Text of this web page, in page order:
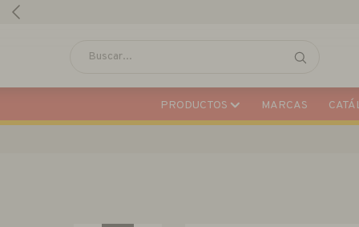
PRODUCTOS MARCAS